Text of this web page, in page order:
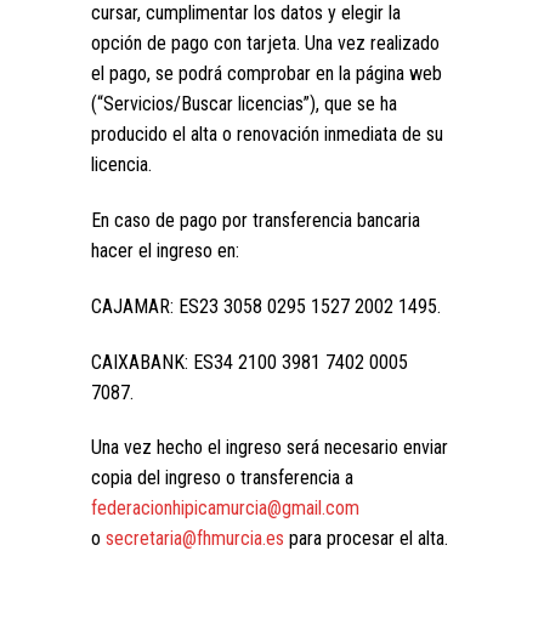
cursar, cumplimentar los datos y elegir la
opción de pago con tarjeta. Una vez realizado
el pago, se podrá comprobar en la página web
(“Servicios/Buscar licencias”), que se ha
producido el alta o renovación inmediata de su
licencia.
En caso de pago por transferencia bancaria
hacer el ingreso en:
CAJAMAR: ES23 3058 0295 1527 2002 1495.
CAIXABANK: ES34 2100 3981 7402 0005
7087.
Una vez hecho el ingreso será necesario enviar
copia del ingreso o transferencia a
federacionhipicamurcia@gmail.com
o secretaria@fhmurcia.es para procesar el alta.